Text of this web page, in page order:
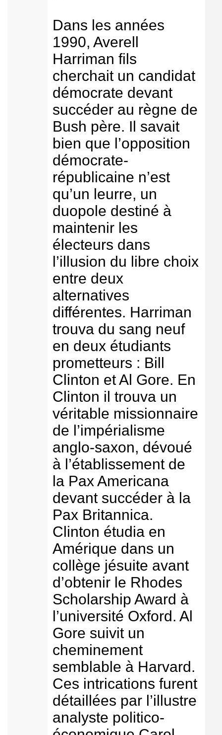
Dans les années
1990, Averell
Harriman fils
cherchait un candidat
démocrate devant
succéder au règne de
Bush père. Il savait
bien que l’opposition
démocrate-
républicaine n’est
qu’un leurre, un
duopole destiné à
maintenir les
électeurs dans
l’illusion du libre choix
entre deux
alternatives
différentes. Harriman
trouva du sang neuf
en deux étudiants
prometteurs : Bill
Clinton et Al Gore. En
Clinton il trouva un
véritable missionnaire
de l’impérialisme
anglo-saxon, dévoué
à l’établissement de
la Pax Americana
devant succéder à la
Pax Britannica.
Clinton étudia en
Amérique dans un
collège jésuite avant
d’obtenir le Rhodes
Scholarship Award à
l’université Oxford. Al
Gore suivit un
cheminement
semblable à Harvard.
Ces intrications furent
détaillées par l’illustre
analyste politico-